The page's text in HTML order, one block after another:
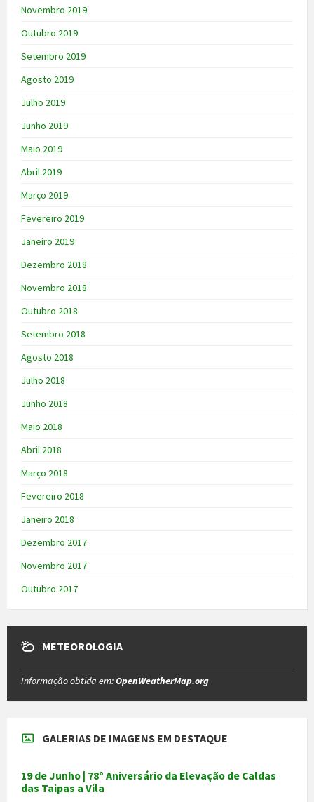
Novembro 2019
Outubro 2019
Setembro 2019
Agosto 2019
Julho 2019
Junho 2019
Maio 2019
Abril 2019
Março 2019
Fevereiro 2019
Janeiro 2019
Dezembro 2018
Novembro 2018
Outubro 2018
Setembro 2018
Agosto 2018
Julho 2018
Junho 2018
Maio 2018
Abril 2018
Março 2018
Fevereiro 2018
Janeiro 2018
Dezembro 2017
Novembro 2017
Outubro 2017
METEOROLOGIA
Informação obtida em:OpenWeatherMap.org
GALERIAS DE IMAGENS EM DESTAQUE
19 de Junho | 78º Aniversário da Elevação de Caldas
das Taipas a Vila